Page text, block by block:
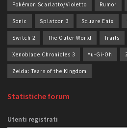
Pokémon Scarlatto/Violetto Rumor
Sonic Splatoon 3 Square Enix
Switch 2 The Outer World Trails
Xenoblade Chronicles 3 Yu-Gi-Oh
Zelda: Tears of the Kingdom
Statistiche forum
Utenti registrati